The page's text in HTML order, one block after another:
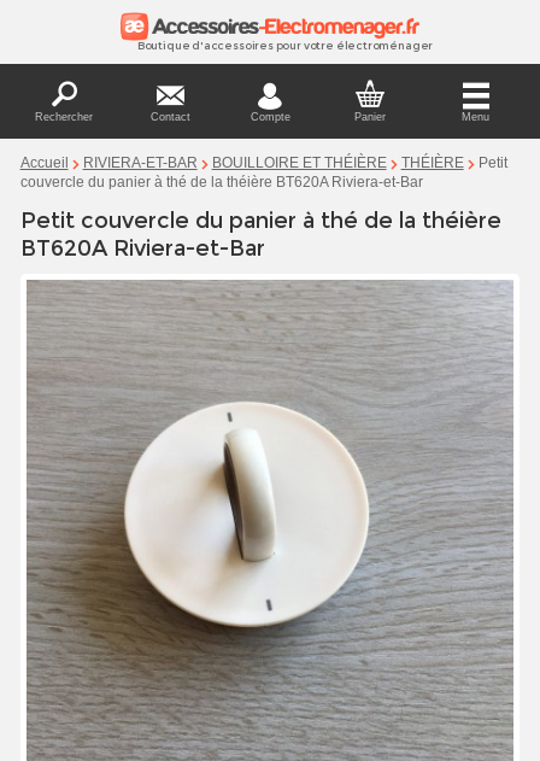
Boutique d'accessoires pour votre électroménager
Rechercher Contact Compte Panier Menu
Accueil RIVIERA-ET-BAR BOUILLOIRE ET THÉIÈRE THÉIÈRE
Petit
couvercle du panier à thé de la théière BT620A Riviera-et-Bar
Petit couvercle du panier à thé de la théière
BT620A Riviera-et-Bar